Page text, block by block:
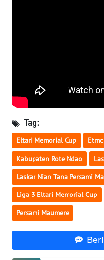
Tag:
Eltari Memorial Cup
Kabupaten Rote Ndao
Laskar Nian Tana Persami
Liga 3 Eltari Memorial Cup
Persami Maumere
JATENG
NUSANTARA
WN
JOGJA
WN
JATIM